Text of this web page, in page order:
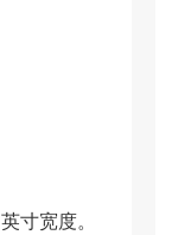
寸宽度。